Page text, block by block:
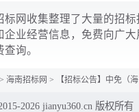
网收集整理了大量的招标
业经营信息，免费向广大
询。
> 海南招标网 > 【招标公告】中免（海口）投资发展有限公
2026 jianyu360.cn 版权所有